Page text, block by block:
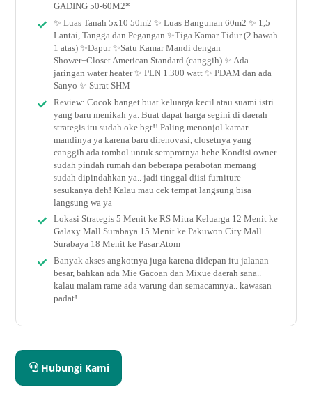
GADING 50-60M2*
✨ Luas Tanah 5x10 50m2 ✨ Luas Bangunan 60m2 ✨ 1,5
Lantai, Tangga dan Pegangan ✨Tiga Kamar Tidur (2 bawah
1 atas) ✨Dapur ✨Satu Kamar Mandi dengan
Shower+Closet American Standard (canggih) ✨ Ada
jaringan water heater ✨ PLN 1.300 watt ✨ PDAM dan ada
Sanyo ✨ Surat SHM
Review: Cocok banget buat keluarga kecil atau suami istri
yang baru menikah ya. Buat dapat harga segini di daerah
strategis itu sudah oke bgt!! Paling menonjol kamar
mandinya ya karena baru direnovasi, closetnya yang
canggih ada tombol untuk semprotnya hehe Kondisi owner
sudah pindah rumah dan beberapa perabotan memang
sudah dipindahkan ya.. jadi tinggal diisi furniture
sesukanya deh! Kalau mau cek tempat langsung bisa
langsung wa ya
Lokasi Strategis 5 Menit ke RS Mitra Keluarga 12 Menit ke
Galaxy Mall Surabaya 15 Menit ke Pakuwon City Mall
Surabaya 18 Menit ke Pasar Atom
Banyak akses angkotnya juga karena didepan itu jalanan
besar, bahkan ada Mie Gacoan dan Mixue daerah sana..
kalau malam rame ada warung dan semacamnya.. kawasan
padat!
Hubungi Kami